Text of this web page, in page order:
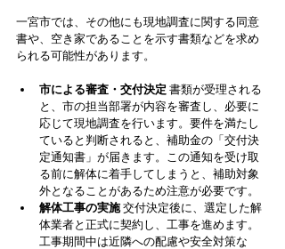
一宮市では、その他にも現地調査に関する同意
書や、空き家であることを示す書類などを求め
られる可能性があります。
市による審査・交付決定 書類が受理される
と、市の担当部署が内容を審査し、必要に
応じて現地調査を行います。要件を満たし
ていると判断されると、補助金の「交付決
定通知書」が届きます。この通知を受け取
る前に解体に着手してしまうと、補助対象
外となることがあるため注意が必要です。
解体工事の実施 交付決定後に、選定した解
体業者と正式に契約し、工事を進めます。
工事期間中は近隣への配慮や安全対策な